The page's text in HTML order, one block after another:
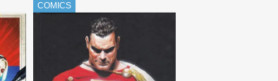
COMICS